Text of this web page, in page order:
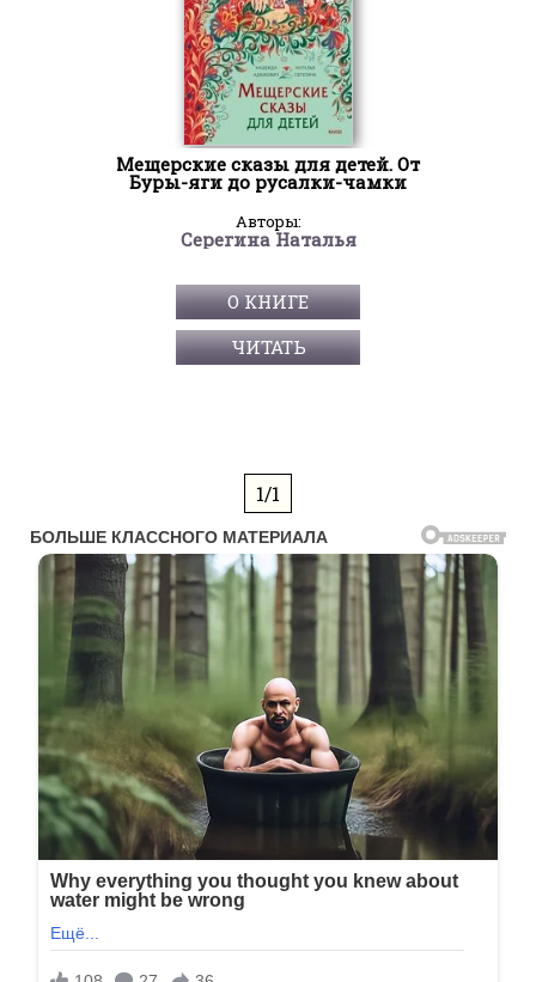
Мещерские сказы для детей. От
Буры-яги до русалки-чамки
Авторы:
Серегина Наталья
О КНИГЕ
ЧИТАТЬ
1/1